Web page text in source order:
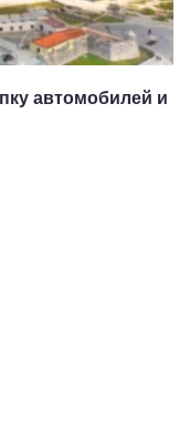
автомобилей и